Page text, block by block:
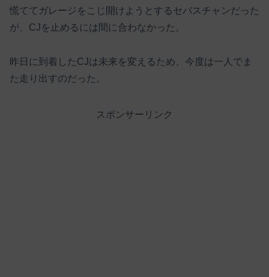
慌ててガレージをこじ開けようとするセバスチャンだった
が、CJを止めるには間に合わなかった。
昨日に到着したCJは未来を変えるため、今度は一人でま
た走り出すのだった。
スポンサーリンク